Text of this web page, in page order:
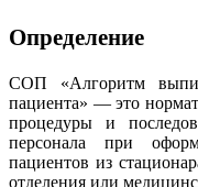
Определение
СОП «Алгоритм
пациента» — это
процедуры и
персонала при
пациентов из
отделения или